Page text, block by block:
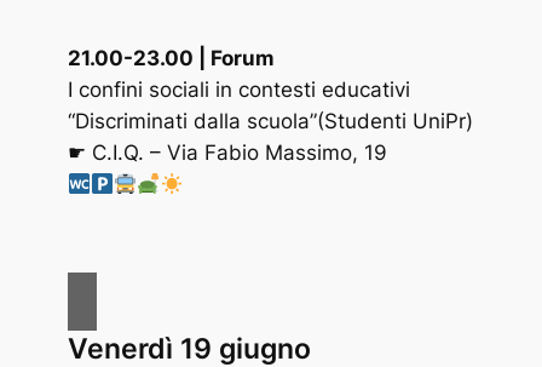
21.00-23.00 | Forum
I confini sociali in contesti educativi
“Discriminati dalla scuola”(Studenti UniPr)
☛ C.I.Q. – Via Fabio Massimo, 19
Venerdì 19 giugno